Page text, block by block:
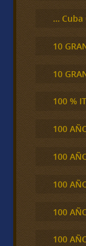
… Cuba
10
10
100 %
100
100
100
100
100